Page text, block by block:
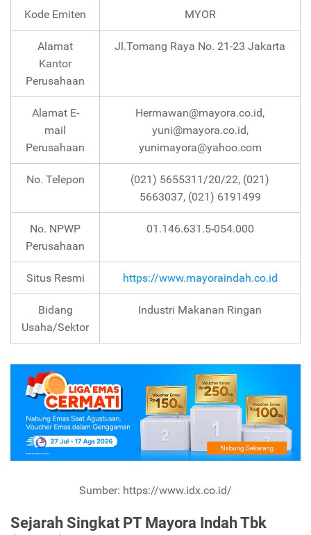
Kode Emiten MYOR
Alamat
Kantor
Perusahaan
Jl.Tomang Raya No. 21-23 Jakarta
Alamat E-
mail
Perusahaan
Hermawan@mayora.co.id,
yuni@mayora.co.id,
yunimayora@yahoo.com
No. Telepon
(021) 5655311/20/22, (021)
5663037, (021) 6191499
No. NPWP
Perusahaan
01.146.631.5-054.000
Situs Resmi https://www.mayoraindah.co.id
Bidang
Usaha/Sektor
Industri Makanan Ringan
Sumber: https://www.idx.co.id/
Sejarah Singkat PT Mayora Indah Tbk